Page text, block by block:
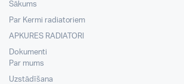
Sākums
Par Kermi radiatoriem
APKURES RADIATORI
Dokumenti
Par mums
Uzstādīšana